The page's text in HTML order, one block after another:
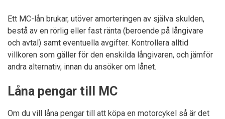
Ett MC-lån brukar, utöver amorteringen av själva skulden,
bestå av en rörlig eller fast ränta (beroende på långivare
och avtal) samt eventuella avgifter. Kontrollera alltid
villkoren som gäller för den enskilda långivaren, och jämför
andra alternativ, innan du ansöker om lånet.
Låna pengar till MC
Om du vill låna pengar till att köpa en motorcykel så är det